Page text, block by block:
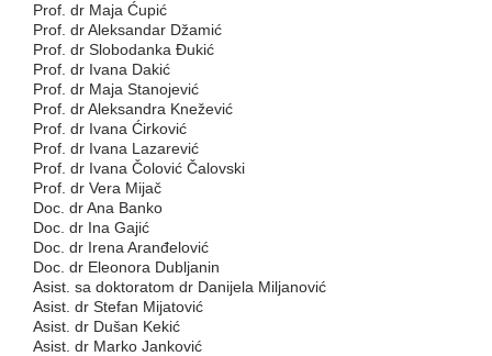
Prof. dr Maja Ćupić
Prof. dr Aleksandar Džamić
Prof. dr Slobodanka Đukić
Prof. dr Ivana Dakić
Prof. dr Maja Stanojević
Prof. dr Aleksandra Knežević
Prof. dr Ivana Ćirković
Prof. dr Ivana Lazarević
Prof. dr Ivana Čolović Čalovski
Prof. dr Vera Mijač
Doc. dr Ana Banko
Doc. dr Ina Gajić
Doc. dr Irena Aranđelović
Doc. dr Eleonora Dubljanin
Asist. sa doktoratom dr Danijela Miljanović
Asist. dr Stefan Mijatović
Asist. dr Dušan Kekić
Asist. dr Marko Janković